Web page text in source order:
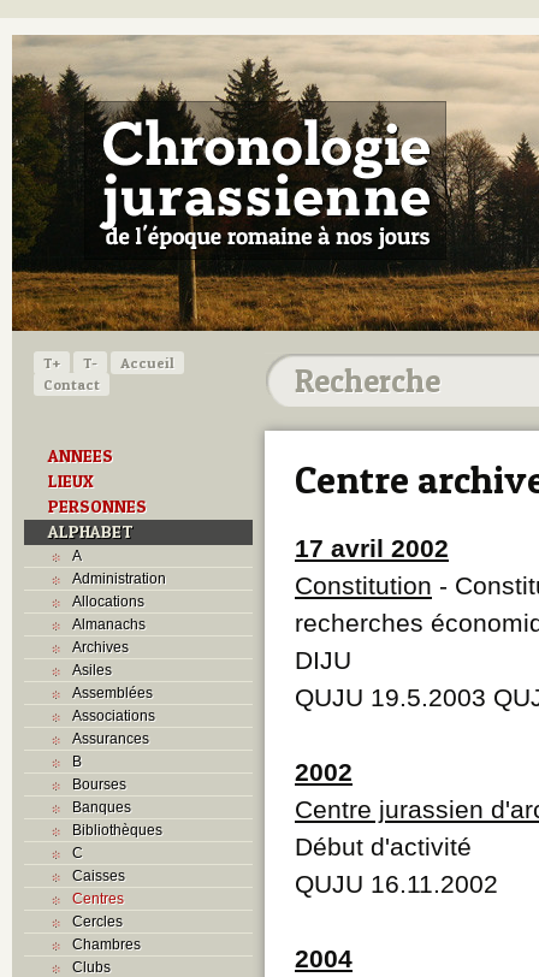
T+ T-
Accueil
Contact
ANNEES
LIEUX
PERSONNES
ALPHABET
A
Administration
Allocations
Almanachs
Archives
Asiles
Assemblées
Associations
Assurances
B
Bourses
Banques
Bibliothèques
C
Caisses
Centres
Cercles
Chambres
Clubs
Centre
17 avril 2002
Constitution -
recherches
DIJU
QUJU 19.5.2003
2002
Centre jurassien
Début d'activité
QUJU 16.11.2002
2004